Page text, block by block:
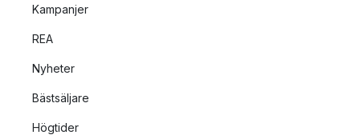
Kampanjer
REA
Nyheter
Bästsäljare
Högtider